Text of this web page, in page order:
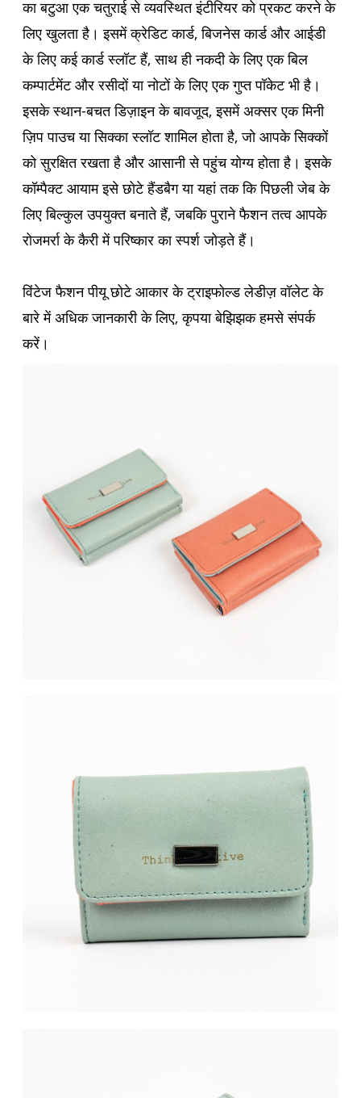
का बटुआ एक चतुराई से व्यवस्थित इंटीरियर को प्रकट करने के
लिए खुलता है। इसमें क्रेडिट कार्ड, बिजनेस कार्ड और आईडी
के लिए कई कार्ड स्लॉट हैं, साथ ही नकदी के लिए एक बिल
कम्पार्टमेंट और रसीदों या नोटों के लिए एक गुप्त पॉकेट भी है।
इसके स्थान-बचत डिज़ाइन के बावजूद, इसमें अक्सर एक मिनी
ज़िप पाउच या सिक्का स्लॉट शामिल होता है, जो आपके सिक्कों
को सुरक्षित रखता है और आसानी से पहुंच योग्य होता है। इसके
कॉम्पैक्ट आयाम इसे छोटे हैंडबैग या यहां तक ​​कि पिछली जेब के
लिए बिल्कुल उपयुक्त बनाते हैं, जबकि पुराने फैशन तत्व आपके
रोजमर्रा के कैरी में परिष्कार का स्पर्श जोड़ते हैं।
विंटेज फैशन पीयू छोटे आकार के ट्राइफोल्ड लेडीज़ वॉलेट के
बारे में अधिक जानकारी के लिए, कृपया बेझिझक हमसे संपर्क
करें।